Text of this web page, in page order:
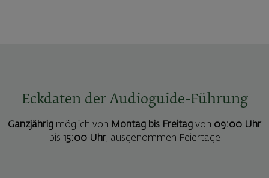
Eckdaten der Audioguide-Führung
Ganzjährig möglich von Montag bis Freitag von 09:00 Uhr
bis 15:00 Uhr, ausgenommen Feiertage